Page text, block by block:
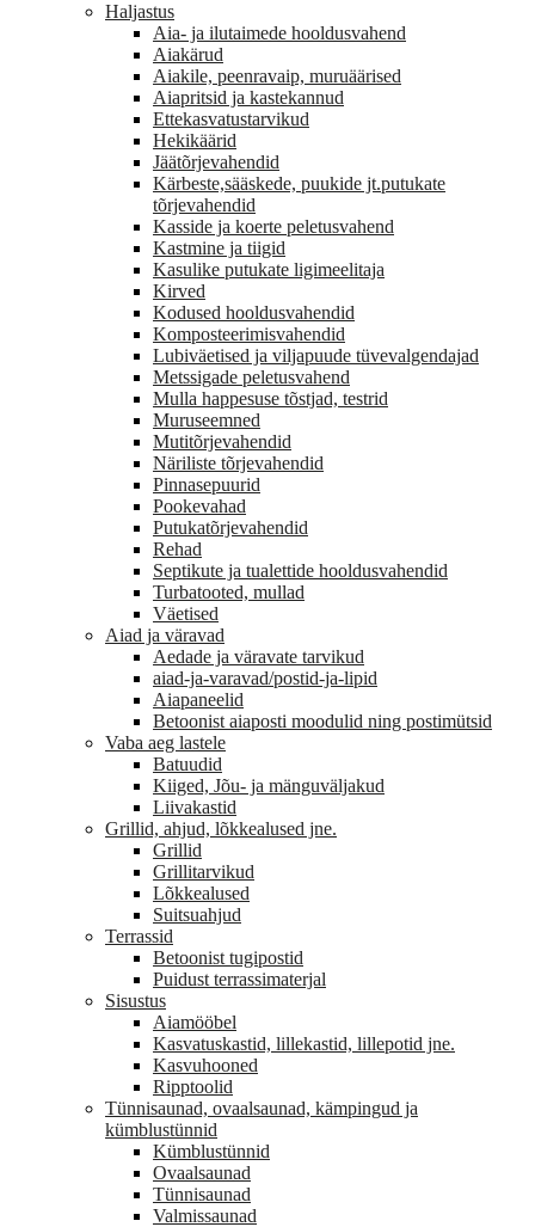
Haljastus
Aia- ja ilutaimede hooldusvahend
Aiakärud
Aiakile, peenravaip, muruäärised
Aiapritsid ja kastekannud
Ettekasvatustarvikud
Hekikäärid
Jäätõrjevahendid
Kärbeste,sääskede, puukide jt.putukate
tõrjevahendid
Kasside ja koerte peletusvahend
Kastmine ja tiigid
Kasulike putukate ligimeelitaja
Kirved
Kodused hooldusvahendid
Komposteerimisvahendid
Lubiväetised ja viljapuude tüvevalgendajad
Metssigade peletusvahend
Mulla happesuse tõstjad, testrid
Muruseemned
Mutitõrjevahendid
Näriliste tõrjevahendid
Pinnasepuurid
Pookevahad
Putukatõrjevahendid
Rehad
Septikute ja tualettide hooldusvahendid
Turbatooted, mullad
Väetised
Aiad ja väravad
Aedade ja väravate tarvikud
aiad-ja-varavad/postid-ja-lipid
Aiapaneelid
Betoonist aiaposti moodulid ning postimütsid
Vaba aeg lastele
Batuudid
Kiiged, Jõu- ja mänguväljakud
Liivakastid
Grillid, ahjud, lõkkealused jne.
Grillid
Grillitarvikud
Lõkkealused
Suitsuahjud
Terrassid
Betoonist tugipostid
Puidust terrassimaterjal
Sisustus
Aiamööbel
Kasvatuskastid, lillekastid, lillepotid jne.
Kasvuhooned
Ripptoolid
Tünnisaunad, ovaalsaunad, kämpingud ja
kümblustünnid
Kümblustünnid
Ovaalsaunad
Tünnisaunad
Valmissaunad